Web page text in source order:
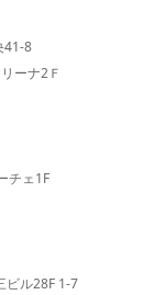
41-8
ーナ2Ｆ
チェ1F
ビル28F 1-7